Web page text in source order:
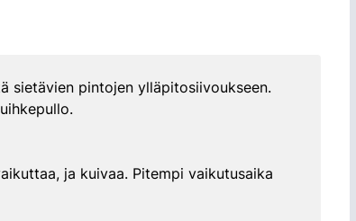
sietävien pintojen ylläpitosiivoukseen.
ja kuivaa. Pitempi vaikutusaika